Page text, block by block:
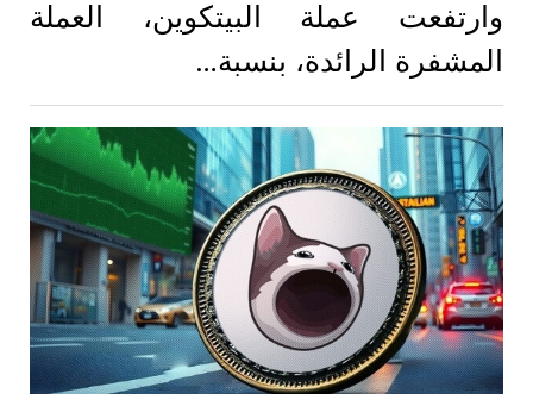
وارتفعت عملة البيتكوين، العملة
المشفرة الرائدة، بنسبة…